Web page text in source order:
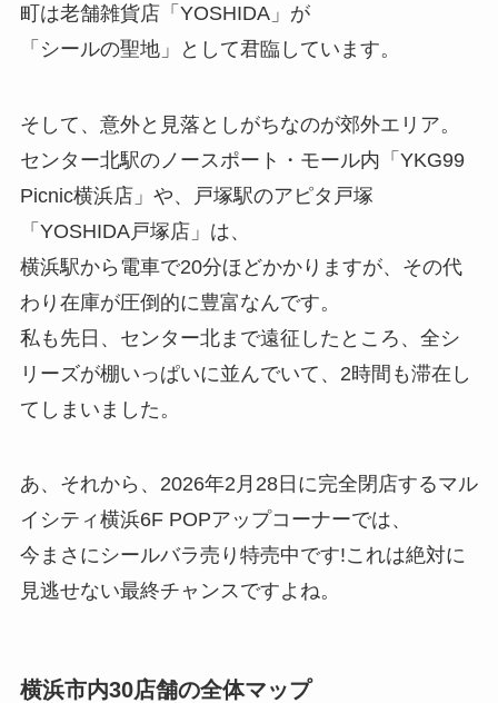
町は老舗雑貨店「YOSHIDA」が
「シールの聖地」として君臨しています。
そして、意外と見落としがちなのが郊外エリア。
センター北駅のノースポート・モール内「YKG99
Picnic横浜店」や、戸塚駅のアピタ戸塚
「YOSHIDA戸塚店」は、
横浜駅から電車で20分ほどかかりますが、その代
わり在庫が圧倒的に豊富なんです。
私も先日、センター北まで遠征したところ、全シ
リーズが棚いっぱいに並んでいて、2時間も滞在し
てしまいました。
あ、それから、2026年2月28日に完全閉店するマル
イシティ横浜6F POPアップコーナーでは、
今まさにシールバラ売り特売中です!これは絶対に
見逃せない最終チャンスですよね。
横浜市内30店舗の全体マップ